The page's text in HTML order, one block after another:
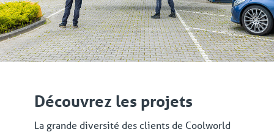
Découvrez les projets
La grande diversité des clients de Coolworld